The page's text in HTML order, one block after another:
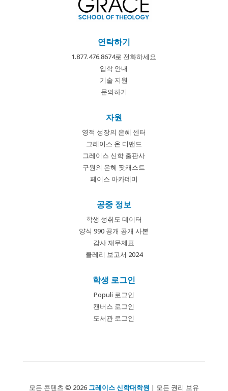
연락하기
1.877.476.8674로 전화하세요
입학 안내
기술 지원
문의하기
자원
영적 성장의 은혜 센터
그레이스 온 디맨드
그레이스 신학 출판사
구원의 은혜 팟캐스트
페이스 아카데미
공중 정보
학생 성취도 데이터
양식 990 공개 공개 사본
감사 재무제표
클레리 보고서 2024
학생 로그인
Populi 로그인
캔버스 로그인
도서관 로그인
모든 콘텐츠 © 2026 그레이스 신학대학원 | 모든 권리 보유